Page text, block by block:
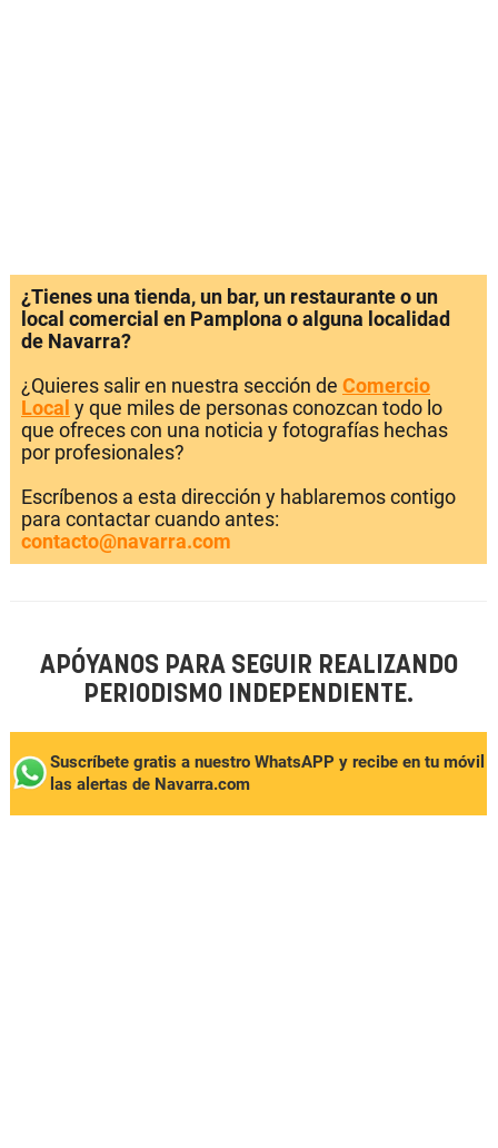
¿Tienes una tienda, un bar, un restaurante o un
local comercial en Pamplona o alguna localidad
de Navarra?
¿Quieres salir en nuestra sección de Comercio
Local y que miles de personas conozcan todo lo
que ofreces con una noticia y fotografías hechas
por profesionales?
Escríbenos a esta dirección y hablaremos contigo
para contactar cuando antes:
contacto@navarra.com
APÓYANOS PARA SEGUIR REALIZANDO
PERIODISMO INDEPENDIENTE.
Suscríbete gratis a nuestro WhatsAPP y recibe en tu móvil
las alertas de Navarra.com